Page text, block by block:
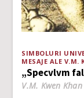
SIMBOLURI
MESAJE ALE V.M.
„Specvlvm
V.M. Kwen